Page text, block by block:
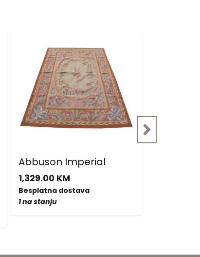
Abbuson Imperial
1,329.00 KM
Besplatna dostava
1 na stanju